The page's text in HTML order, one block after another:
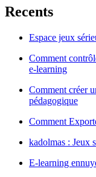
Recents
Espace jeux
Comment
e-learning
Comment créer
pédagogique
Comment
kadolmas : Jeux
E-learning